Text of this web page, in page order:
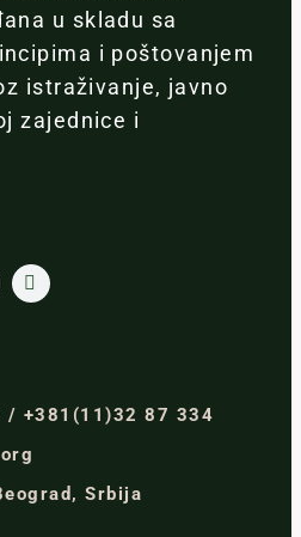
u skladu sa
i poštovanjem
istraživanje, javno
zajednice i
/ +381(11)32 87 334
Srbija